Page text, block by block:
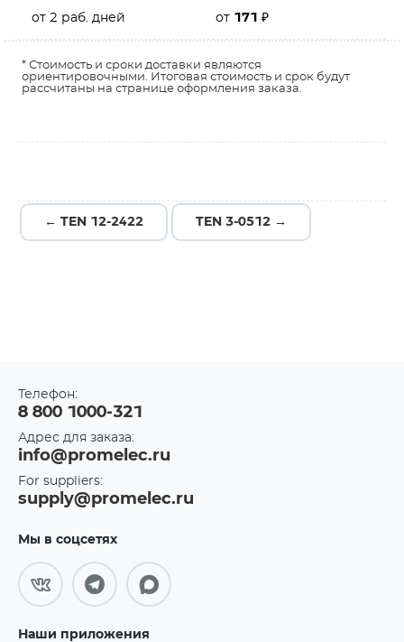
от 2 раб. дней от 171 ₽
* Стоимость и сроки доставки являются
ориентировочными. Итоговая стоимость и срок будут
рассчитаны на странице оформления заказа.
← TEN 12-2422 TEN 3-0512 →
Телефон:
8 800 1000-321
Адрес для заказа:
info@promelec.ru
For suppliers:
supply@promelec.ru
Мы в соцсетях
Наши приложения